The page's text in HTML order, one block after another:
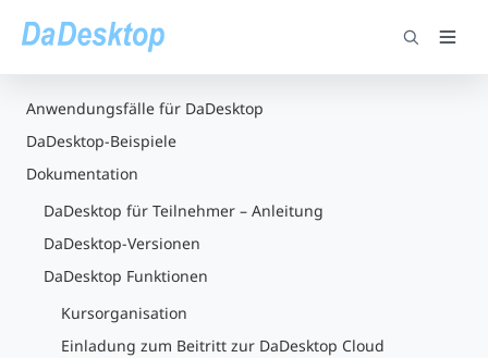
Anwendungsfälle für DaDesktop
DaDesktop-Beispiele
Dokumentation
DaDesktop für Teilnehmer – Anleitung
DaDesktop-Versionen
DaDesktop Funktionen
Kursorganisation
Einladung zum Beitritt zur DaDesktop Cloud